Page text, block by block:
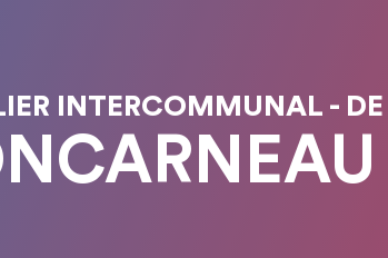
INTERCOMMUNAL -